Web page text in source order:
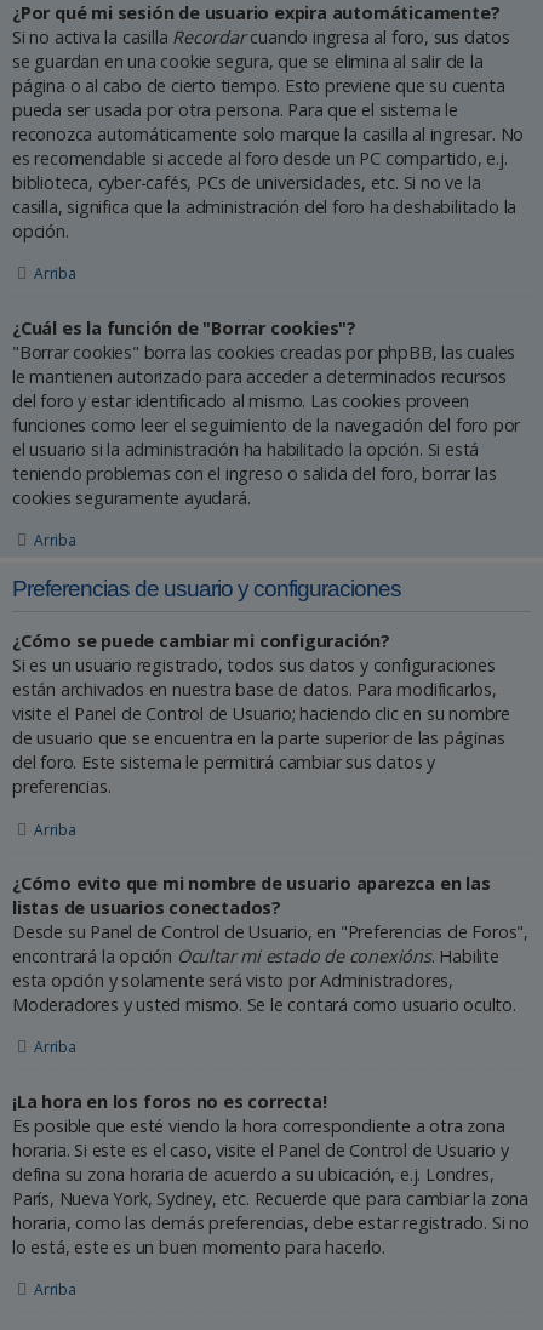
¿Por qué mi sesión de usuario expira automáticamente?
Si no activa la casilla Recordarcuando ingresa al foro, sus datos
se guardan en una cookie segura, que se elimina al salir de la
página o al cabo de cierto tiempo. Esto previene que su cuenta
pueda ser usada por otra persona. Para que el sistema le
reconozca automáticamente solo marque la casilla al ingresar. No
es recomendable si accede al foro desde un PC compartido, e.j.
biblioteca, cyber-cafés, PCs de universidades, etc. Si no ve la
casilla, significa que la administración del foro ha deshabilitado la
opción.
Arriba
¿Cuál es la función de "Borrar cookies"?
"Borrar cookies" borra las cookies creadas por phpBB, las cuales
le mantienen autorizado para acceder a determinados recursos
del foro y estar identificado al mismo. Las cookies proveen
funciones como leer el seguimiento de la navegación del foro por
el usuario si la administración ha habilitado la opción. Si está
teniendo problemas con el ingreso o salida del foro, borrar las
cookies seguramente ayudará.
Arriba
Preferencias de usuario y configuraciones
¿Cómo se puede cambiar mi configuración?
Si es un usuario registrado, todos sus datos y configuraciones
están archivados en nuestra base de datos. Para modificarlos,
visite el Panel de Control de Usuario; haciendo clic en su nombre
de usuario que se encuentra en la parte superior de las páginas
del foro. Este sistema le permitirá cambiar sus datos y
preferencias.
Arriba
¿Cómo evito que mi nombre de usuario aparezca en las
listas de usuarios conectados?
Desde su Panel de Control de Usuario, en "Preferencias de Foros",
encontrará la opción Ocultar mi estado de conexións. Habilite
esta opción y solamente será visto por Administradores,
Moderadores y usted mismo. Se le contará como usuario oculto.
Arriba
¡La hora en los foros no es correcta!
Es posible que esté viendo la hora correspondiente a otra zona
horaria. Si este es el caso, visite el Panel de Control de Usuario y
defina su zona horaria de acuerdo a su ubicación, e.j. Londres,
París, Nueva York, Sydney, etc. Recuerde que para cambiar la zona
horaria, como las demás preferencias, debe estar registrado. Si no
lo está, este es un buen momento para hacerlo.
Arriba